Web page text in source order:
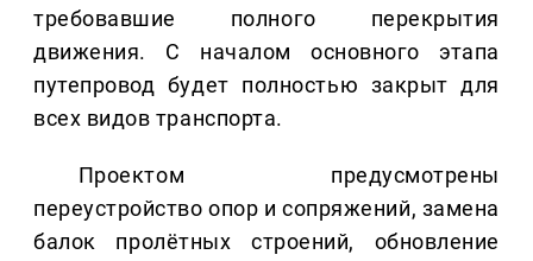
требовавшие полного перекрытия
движения. С началом основного этапа
путепровод будет полностью закрыт для
всех видов транспорта.
Проектом предусмотрены
переустройство опор и сопряжений, замена
балок пролётных строений, обновление